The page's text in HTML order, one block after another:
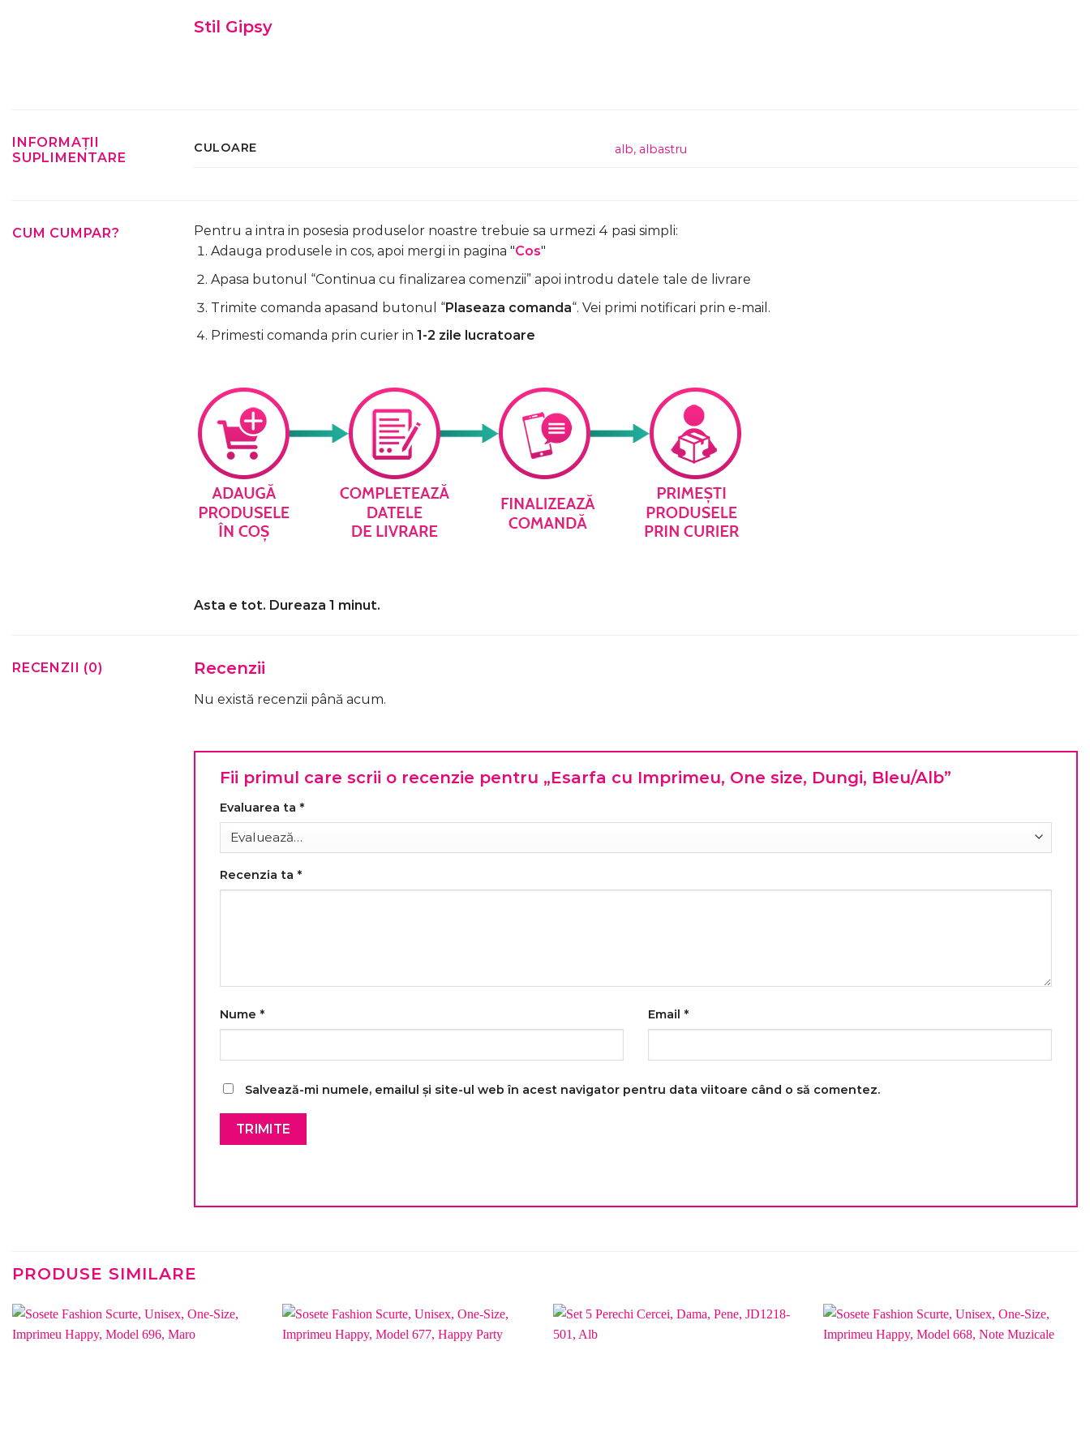
Stil Gipsy
INFORMAȚII
SUPLIMENTARE
CULOARE alb, albastru
CUM CUMPAR?
Pentru a intra in posesia produselor noastre trebuie sa urmezi 4 pasi simpli:
Adauga produsele in cos, apoi mergi in pagina "Cos"
Apasa butonul “Continua cu finalizarea comenzii” apoi introdu datele tale de livrare
Trimite comanda apasand butonul “Plaseaza comanda“. Vei primi notificari prin e-mail.
Primesti comanda prin curier in 1-2 zile lucratoare
Asta e tot. Dureaza 1 minut.
RECENZII (0) Recenzii
Nu există recenzii până acum.
Fii primul care scrii o recenzie pentru „Esarfa cu Imprimeu, One size, Dungi, Bleu/Alb”
Evaluarea ta *
Recenzia ta *
Nume * Email *
Salvează-mi numele, emailul și site-ul web în acest navigator pentru data viitoare când o să comentez.
PRODUSE SIMILARE